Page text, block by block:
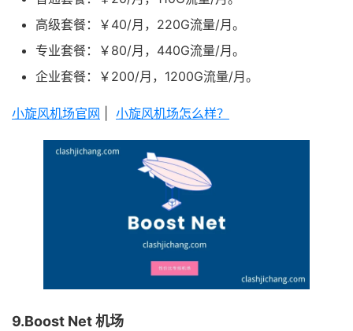
高级套餐：￥40/月，220G流量/月。
专业套餐：￥80/月，440G流量/月。
企业套餐：￥200/月，1200G流量/月。
小旋风机场官网 小旋风机场怎么样？
9.Boost Net 机场